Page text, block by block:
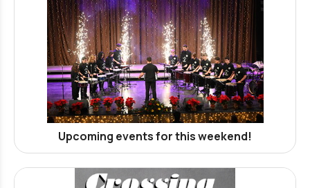
Upcoming events for this weekend!